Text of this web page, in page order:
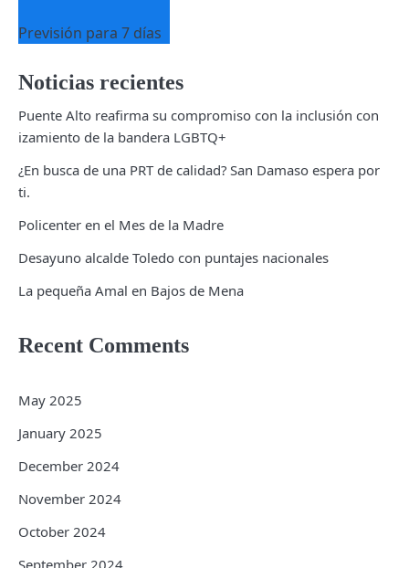
Previsión para 7 días
Noticias recientes
Puente Alto reafirma su compromiso con la inclusión con
izamiento de la bandera LGBTQ+
¿En busca de una PRT de calidad? San Damaso espera por
ti.
Policenter en el Mes de la Madre
Desayuno alcalde Toledo con puntajes nacionales
La pequeña Amal en Bajos de Mena
Recent Comments
May 2025
January 2025
December 2024
November 2024
October 2024
September 2024